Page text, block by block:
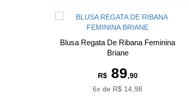
Blusa Regata De Ribana Feminina
Briane
R$89,90
6x de R$ 14,98